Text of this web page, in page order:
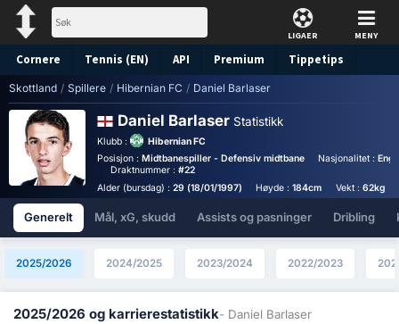
LIGAER MENY
Cornere Tennis (EN) API Premium Tippetips
Skottland / Spillere / Hibernian FC / Daniel Barlaser
Daniel Barlaser Statistikk
Klubb :
Hibernian FC
Posisjon : Midtbanespiller - Defensiv midtbane Nasjonalitet :
Draktnummer :#22
Alder (bursdag) : 29 (18/01/1997) Høyde :184cm Vekt : 62kg
Generelt Mål, xG, skudd Assists og pasninger Dribling
2025/2026 2024/2025 2023/2024 2022/2023
2025/2026 og karrierestatistikk- Daniel Barlaser